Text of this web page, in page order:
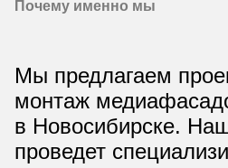
Почему именно мы
Мы предлагаем
монтаж
в Новосибирске.
проведет